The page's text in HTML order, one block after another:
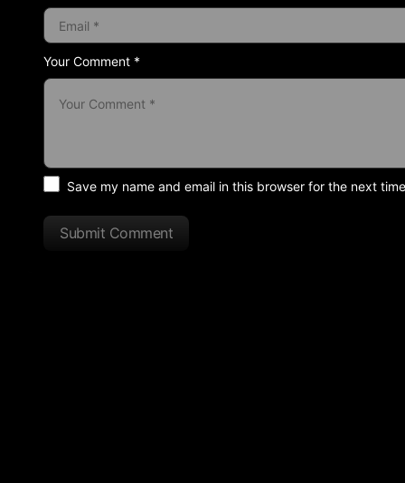
Your Comment *
Save my name and email in this browser for the next
Submit Comment